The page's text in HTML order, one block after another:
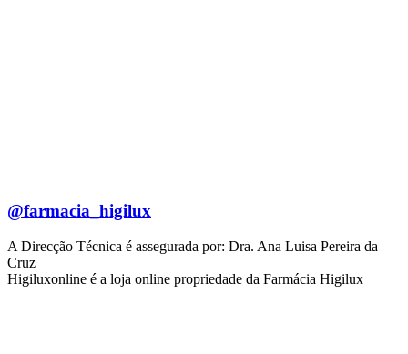
@farmacia_higilux
A Direcção Técnica é assegurada por: Dra. Ana Luisa Pereira da
Cruz
Higiluxonline é a loja online propriedade da Farmácia Higilux